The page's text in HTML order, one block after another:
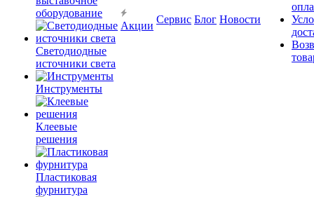
оборудование
Светодиодные
источники света
Инструменты
Клеевые
решения
Пластиковая
фурнитура
Акции
Сервис Блог Новости